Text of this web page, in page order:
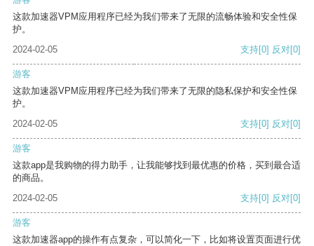
这款加速器VPM应用程序已经为我们带来了无限的流畅体验和安全性保
护。
2024-02-05
支持[0] 反对[0]
游客
这款加速器VPM应用程序已经为我们带来了无限的隐私保护和安全性保
护。
2024-02-05
支持[0] 反对[0]
游客
这款app是我购物的得力助手，让我能够找到最优惠的价格，买到最合适
的商品。
2024-02-05
支持[0] 反对[0]
游客
这款加速器app的操作有点复杂，可以简化一下，比如将设置页面进行优